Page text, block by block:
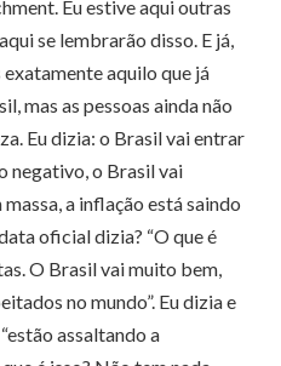
Eu estive aqui outras
se lembrarão disso. E já,
aquilo que já
mas as pessoas ainda não
Eu dizia: o Brasil vai entrar
negativo, o Brasil vai
a inflação está saindo
oficial dizia? “O que é
O Brasil vai muito bem,
no mundo”. Eu dizia e
assaltando a